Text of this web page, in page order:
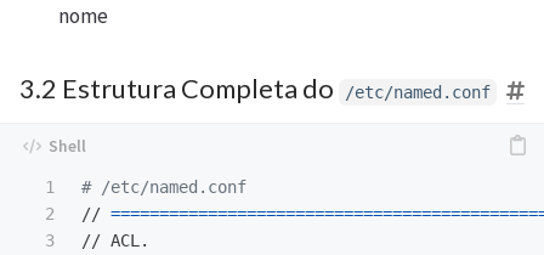
nome
3.2 Estrutura Completa do /etc/named.conf
1
2
3
# /etc/named.conf
//
// ACL.